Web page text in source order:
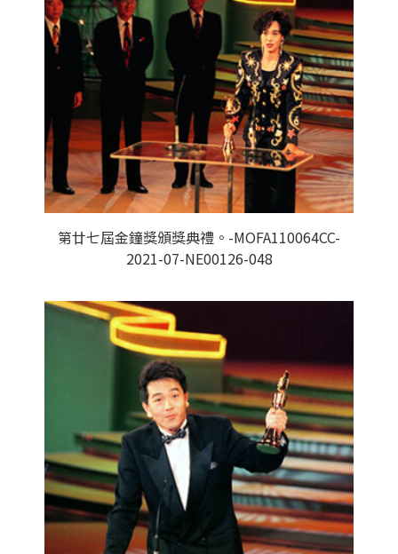
第廿七屆金鐘獎頒獎典禮。-MOFA110064CC-
2021-07-NE00126-048